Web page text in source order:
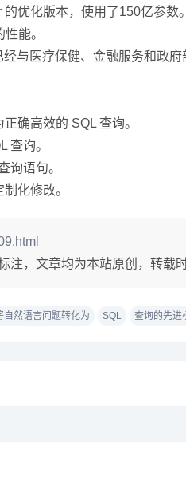
的优化版本，使用了150亿参
能。
与医疗保健、金融服务和政
确高效的 SQL 查询。
查询。
询语句。
化修改。
注，文章均为本站原创，转载
自然语言问题转化为 SQL 查询的先进